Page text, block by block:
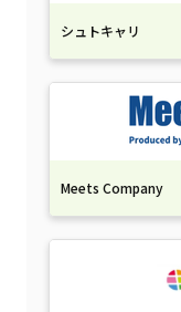
シュトキャリ
Meets Company